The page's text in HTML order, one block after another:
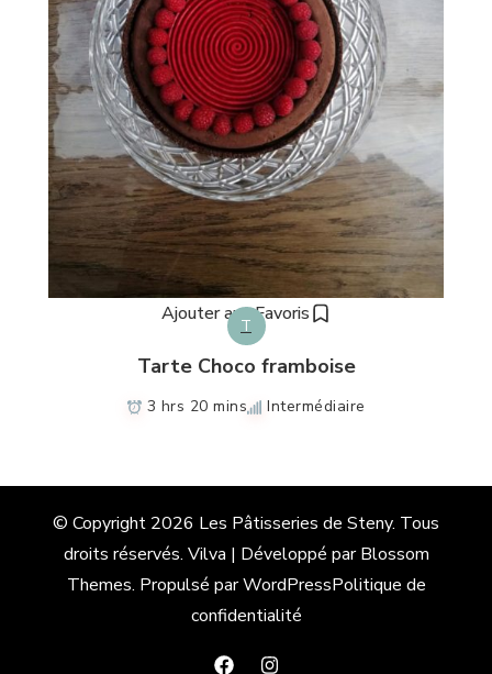
Ajouter aux Favoris
T
Tarte Choco framboise
3 hrs 20 mins Intermédiaire
© Copyright 2026 Les Pâtisseries de Steny. Tous
droits réservés. Vilva | Développé parBlossom
Themes. Propulsé parWordPressPolitique de
confidentialité